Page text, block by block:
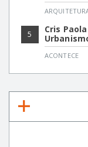
5
Cris
ACONTECE